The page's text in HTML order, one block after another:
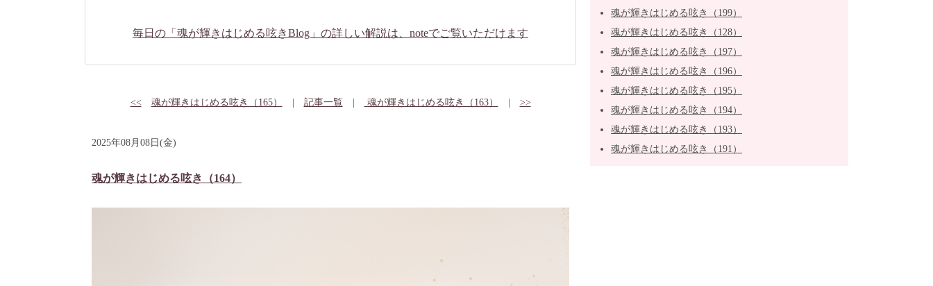
毎日の「魂が輝きはじめる呟きBlog」の詳しい解説は、noteでご覧いただけます
<< 魂が輝きはじめる呟き（165） 記事一覧| 魂が輝きはじめる呟き（163） >>
2025年08月08日(金)
魂が輝きはじめる呟き（164）
魂が輝きはじめる呟き（199）
魂が輝きはじめる呟き（128）
魂が輝きはじめる呟き（197）
魂が輝きはじめる呟き（196）
魂が輝きはじめる呟き（195）
魂が輝きはじめる呟き（194）
魂が輝きはじめる呟き（193）
魂が輝きはじめる呟き（191）